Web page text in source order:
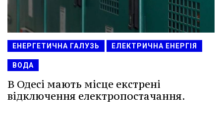
ЕНЕРГЕТИЧНА ГАЛУЗЬ ЕЛЕКТРИЧНА ЕНЕРГІЯ
ВОДА
В Одесі мають місце екстрені
відключення електропостачання.